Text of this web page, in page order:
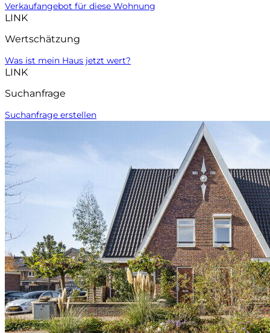
Verkaufangebot für diese Wohnung
LINK
Wertschätzung
Was ist mein Haus jetzt wert?
LINK
Suchanfrage
Suchanfrage erstellen